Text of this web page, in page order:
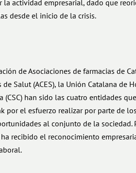
la actividad empresarial, dado que
desde el inicio de la crisis.
de Asociaciones de farmacias de
de Salut (ACES), la Unión Catalana de
(CSC) han sido las cuatro entidades
por el esfuerzo realizar por parte de
al conjunto de la sociedad.
ha recibido el reconocimiento